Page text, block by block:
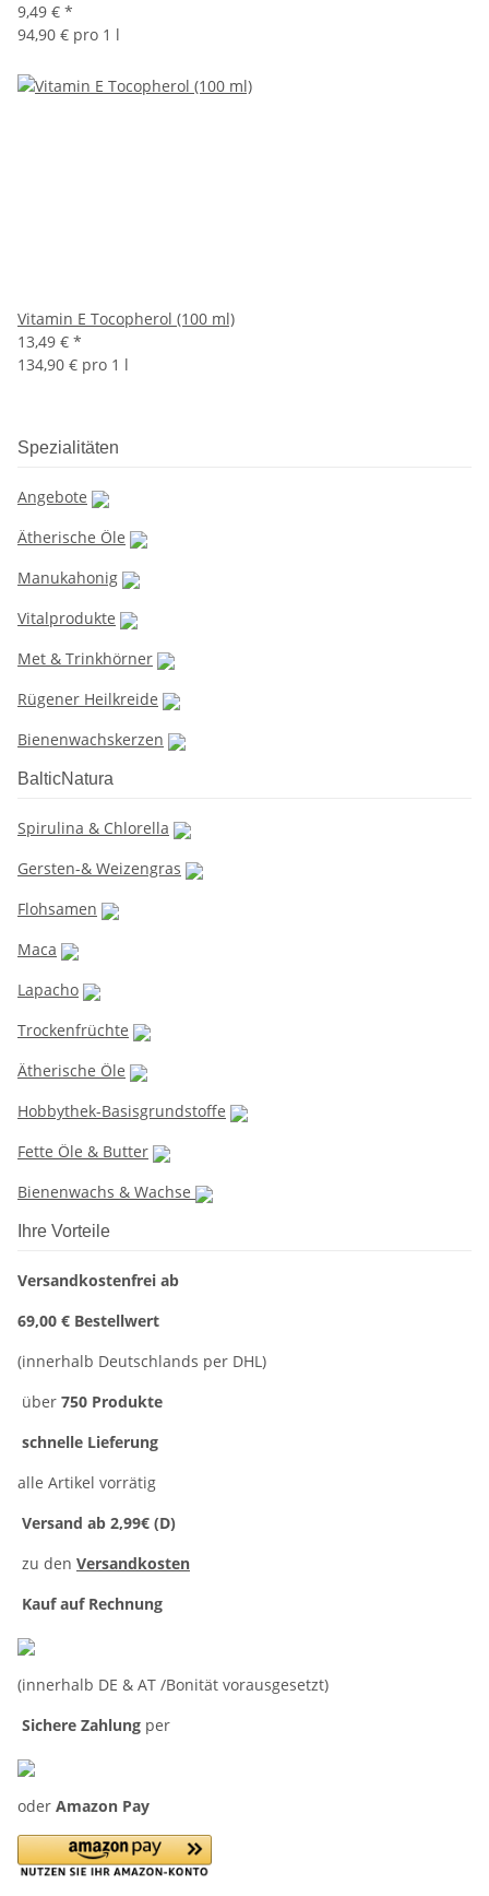
9,49 € *
94,90 € pro 1 l
Vitamin E Tocopherol (100 ml)
13,49 € *
134,90 € pro 1 l
Spezialitäten
Angebote
Ätherische Öle
Manukahonig
Vitalprodukte
Met & Trinkhörner
Rügener Heilkreide
Bienenwachskerzen
BalticNatura
Spirulina & Chlorella
Gersten-& Weizengras
Flohsamen
Maca
Lapacho
Trockenfrüchte
Ätherische Öle
Hobbythek-Basisgrundstoffe
Fette Öle & Butter
Bienenwachs & Wachse
Ihre Vorteile
Versandkostenfrei ab
69,00 € Bestellwert
(innerhalb Deutschlands per DHL)
über 750 Produkte
schnelle Lieferung
alle Artikel vorrätig
Versand ab 2,99€ (D)
zu den Versandkosten
Kauf auf Rechnung
(innerhalb DE & AT /Bonität vorausgesetzt)
Sichere Zahlung per
oder Amazon Pay